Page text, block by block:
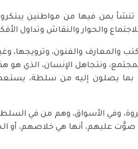
بمن فيها من مواطنين
والحوار والنقاش وتداول
والمعارف والفنون، وترويجها،
ونتجاهل الإنسان، الذي هو
بما يصلون إليه من سلطة،
وفي الأسواق، وهم من في
عليهم، أنها هي خلاصهم، أو